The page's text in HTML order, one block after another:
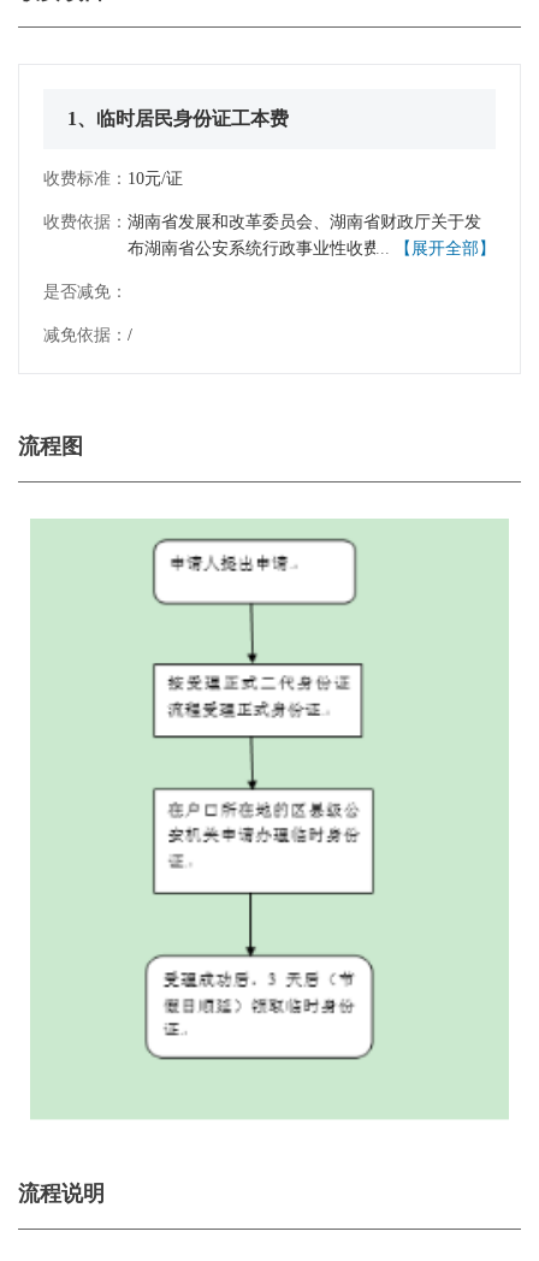
1、临时居民身份证工本费
收费标准： 10元/证
收费依据： 湖南省发展和改革委员会、湖南省财政厅关于发
布湖南省公安系统行政事业性收费标准的通知
... 【展开全部】
是否减免：
减免依据： /
流程图
流程说明